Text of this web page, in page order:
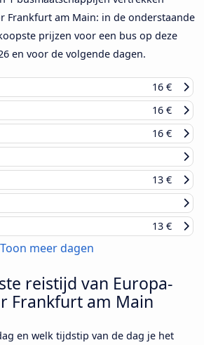
Frankfurt am Main: in de onderstaande
prijzen voor een bus op deze
en voor de volgende dagen.
16 €
16 €
16 €
13 €
13 €
Toon meer dagen
reistijd van Europa-
Frankfurt am Main
en welk tijdstip van de dag je het